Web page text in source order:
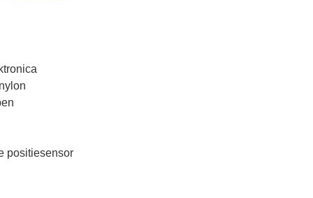
positiesensor